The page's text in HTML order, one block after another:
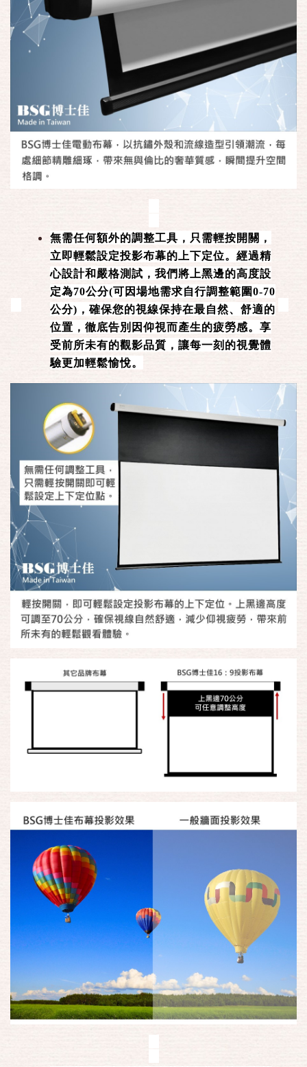
無需任何額外的調整工具，只需輕按開關，
立即輕鬆設定投影布幕的上下定位。經過精
心設計和嚴格測試，我們將上黑邊的高度設
定為70公分(可因場地需求自行調整範圍0-70
公分)，確保您的視線保持在最自然、舒適的
位置，徹底告別因仰視而產生的疲勞感。享
受前所未有的觀影品質，讓每一刻的視覺體
驗更加輕鬆愉悅。